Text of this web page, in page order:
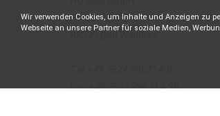
Holzstraße 2
Fax:+49 7524 996714-99
Wir verwenden Cookies, um Inhalte und Anzeigen zu
Webseite an unsere Partner für soziale Medien,